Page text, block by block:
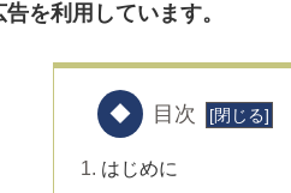
を利用しています。
目次
はじめに